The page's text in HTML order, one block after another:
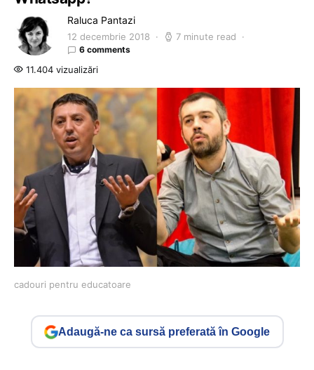
Raluca Pantazi
12 decembrie 2018 7 minute read
6 comments
11.404 vizualizări
cadouri pentru educatoare
Adaugă-ne ca sursă preferată în Google